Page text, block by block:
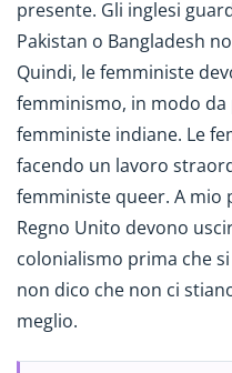
presente. Gli inglesi
Pakistan o Bangladesh
Quindi, le femministe
femminismo, in modo
femministe indiane. Le
facendo un lavoro
femministe queer. A mio
Regno Unito devono
colonialismo prima che
non dico che non ci
meglio.